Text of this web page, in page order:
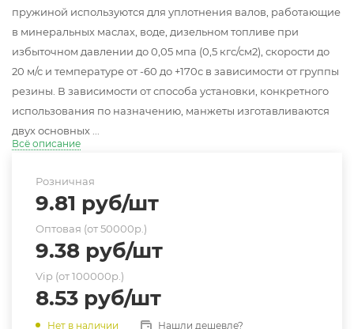
пружиной используются для уплотнения валов, работающие
в минеральных маслах, воде, дизельном топливе при
избыточном давлении до 0,05 мпа (0,5 кгс/см2), скорости до
20 м/с и температуре от -60 до +170с в зависимости от группы
резины. В зависимости от способа установки, конкретного
использования по назначению, манжеты изготавливаются
двух основных ...
Всё описание
Розничная
9.81 руб/шт
Оптовая (от 50000р.)
9.38 руб/шт
Vip (от 100000р.)
8.53 руб/шт
Нет в наличии Нашли дешевле?